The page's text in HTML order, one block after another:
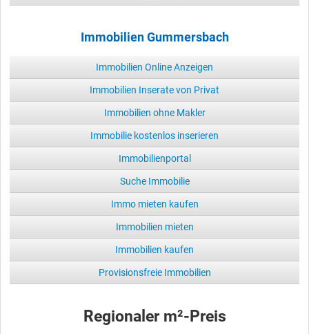
Immobilien Gummersbach
Immobilien Online Anzeigen
Immobilien Inserate von Privat
Immobilien ohne Makler
Immobilie kostenlos inserieren
Immobilienportal
Suche Immobilie
Immo mieten kaufen
Immobilien mieten
Immobilien kaufen
Provisionsfreie Immobilien
Regionaler m²-Preis